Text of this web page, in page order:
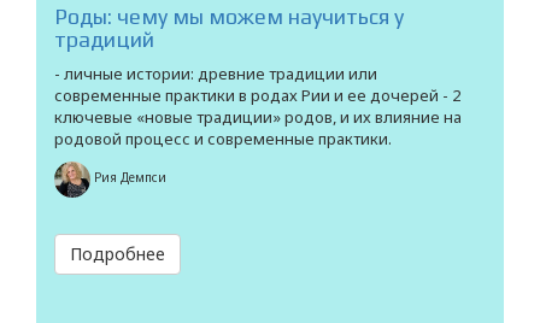
Роды: чему мы можем научиться у
традиций
- личные истории: древние традиции или
современные практики в родах Рии и ее дочерей - 2
ключевые «новые традиции» родов, и их влияние на
родовой процесс и современные практики.
Рия Демпси
Подробнее